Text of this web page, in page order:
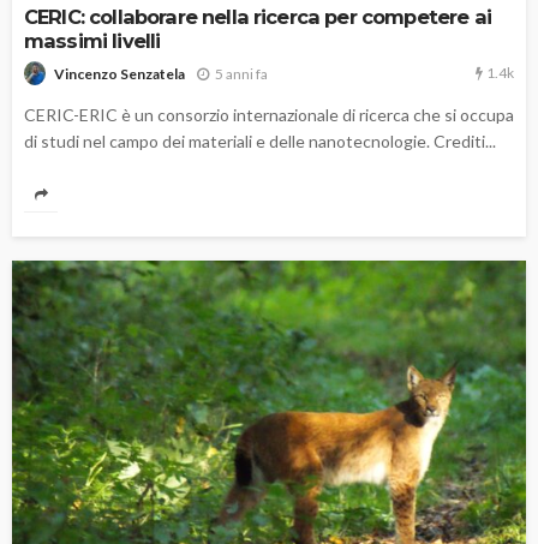
CERIC: collaborare nella ricerca per competere ai
massimi livelli
Vincenzo Senzatela 5 anni fa 1.4k
CERIC-ERIC è un consorzio internazionale di ricerca che si occupa
di studi nel campo dei materiali e delle nanotecnologie. Crediti...